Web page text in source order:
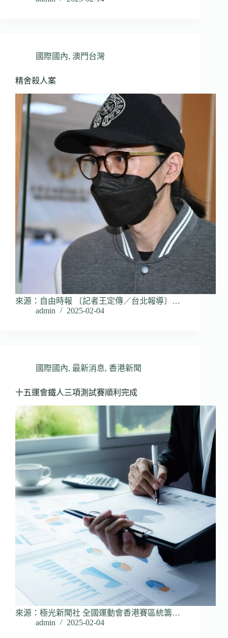
國際國內, 澳門台灣
精舍殺人案
來源：自由時報 〔記者王定傳／台北報導〕…
admin
2025-02-04
國際國內, 最新消息, 香港新聞
十五運會鐵人三項測試賽順利完成
來源：極光新聞社 全國運動會香港賽區統籌…
admin
2025-02-04